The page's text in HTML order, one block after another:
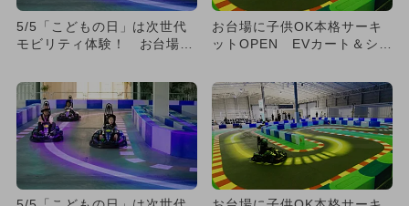
5/5「こどもの日」は次世代
モビリティ体験！ お台場の
お台場に子供OK本格サーキ
ットOPEN EVカート＆シミ